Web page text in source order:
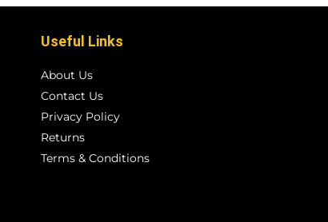
Useful Links
About Us
Contact Us
Privacy Policy
Returns
Terms & Conditions